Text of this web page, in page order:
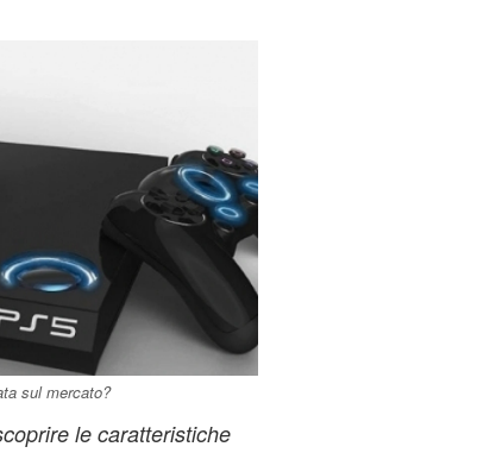
sul mercato?
le caratteristiche